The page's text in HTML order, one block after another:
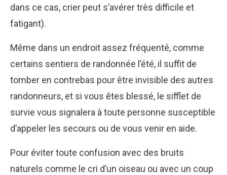
dans ce cas, crier peut s’avérer très difficile et
fatigant).
Même dans un endroit assez fréquenté, comme
certains sentiers de randonnée l’été, il suffit de
tomber en contrebas pour être invisible des autres
randonneurs, et si vous êtes blessé, le sifflet de
survie vous signalera à toute personne susceptible
d’appeler les secours ou de vous venir en aide.
Pour éviter toute confusion avec des bruits
naturels comme le cri d’un oiseau ou avec un coup